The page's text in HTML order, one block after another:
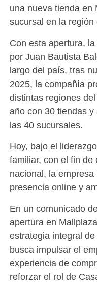
una nueva tienda en
sucursal en la
Con esta apertura,
por Juan Bautista
largo del país, tras
2025, la compañía
distintas regiones
año con 30 tiendas
las 40 sucursales.
Hoy, bajo el
familiar, con el fin de
nacional, la
presencia online y
En un comunicado
apertura en
estrategia integral
busca impulsar el
experiencia de
reforzar el rol de